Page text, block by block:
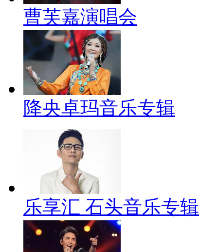
曹芙嘉演唱会
降央卓玛音乐专辑
乐享汇 石头音乐专辑